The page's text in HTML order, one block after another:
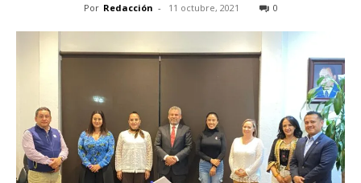
Por Redacción - 11 octubre, 2021 0